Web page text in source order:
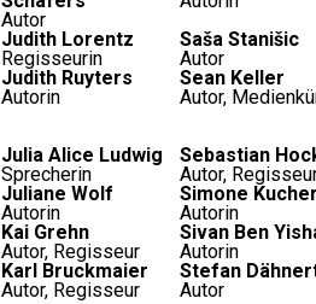
Autor
Judith Lorentz
Regisseurin
Saša Stanišic
Autor
Judith Ruyters
Autorin
Sean Keller
Autor,
Julia Alice Ludwig
Sprecherin
Sebastian
Autor,
Juliane Wolf
Autorin
Simone
Autorin
Kai Grehn
Autor, Regisseur
Sivan Ben
Autorin
Karl Bruckmaier
Autor, Regisseur
Stefan
Autor